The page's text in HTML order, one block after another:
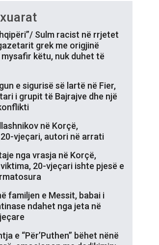
Sulm racist në rrjetet
grek me origjinë
këtu, nuk duhet të
e sigurisë së lartë në Fier,
i grupit të Bajrajve dhe një
në Korçë,
vjeçari, autori në arrati
nga vrasja në Korçë,
20-vjeçari ishte pjesë e
familjen e Messit, babai i
ndahet nga jeta në
e “Për’Puthen” bëhet nënë